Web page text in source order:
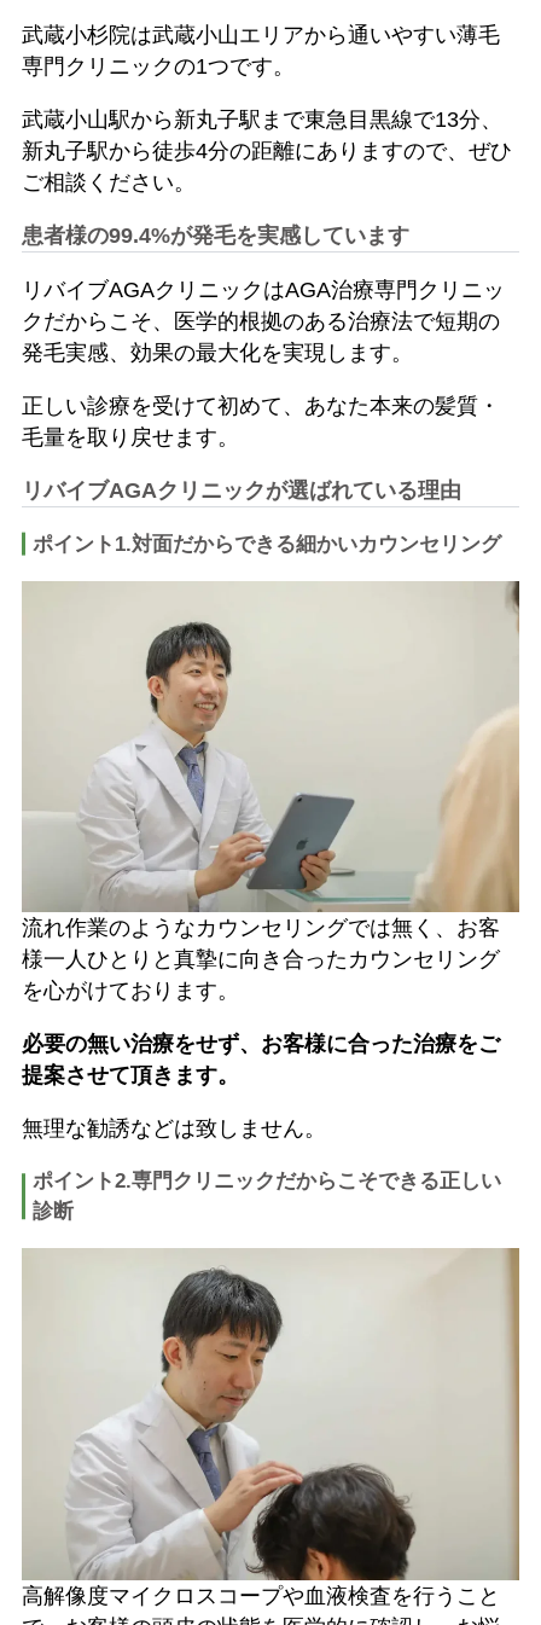
武蔵小杉院は武蔵小山エリアから通いやすい薄毛
専門クリニックの1つです。
武蔵小山駅から新丸子駅まで東急目黒線で13分、
新丸子駅から徒歩4分の距離にありますので、ぜひ
ご相談ください。
患者様の99.4%が発毛を実感しています
リバイブAGAクリニックはAGA治療専門クリニッ
クだからこそ、医学的根拠のある治療法で短期の
発毛実感、効果の最大化を実現します。
正しい診療を受けて初めて、あなた本来の髪質・
毛量を取り戻せます。
リバイブAGAクリニックが選ばれている理由
ポイント1.対面だからできる細かいカウンセリング
​​流れ作業のようなカウンセリングでは無く、お客
様一人ひとりと真摯に向き合ったカウンセリング
を心がけております。
必要の無い治療をせず、お客様に合った治療をご
提案させて頂きます。
無理な勧誘などは致しません。
ポイント2.専門クリニックだからこそできる正しい
診断
高解像度マイクロスコープや血液検査を行うこと